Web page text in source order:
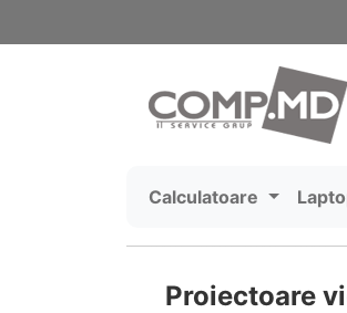
Calculatoare
Proiectoare